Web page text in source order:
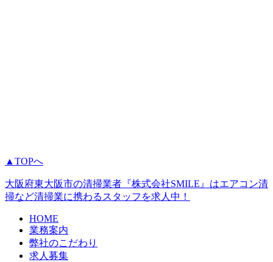
▲TOPへ
大阪府東大阪市の清掃業者『株式会社SMILE』はエアコン清
掃など清掃業に携わるスタッフを求人中！
HOME
業務案内
弊社のこだわり
求人募集